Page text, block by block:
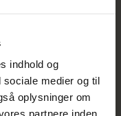
indhold og
medier og til
oplysninger om
partnere inden